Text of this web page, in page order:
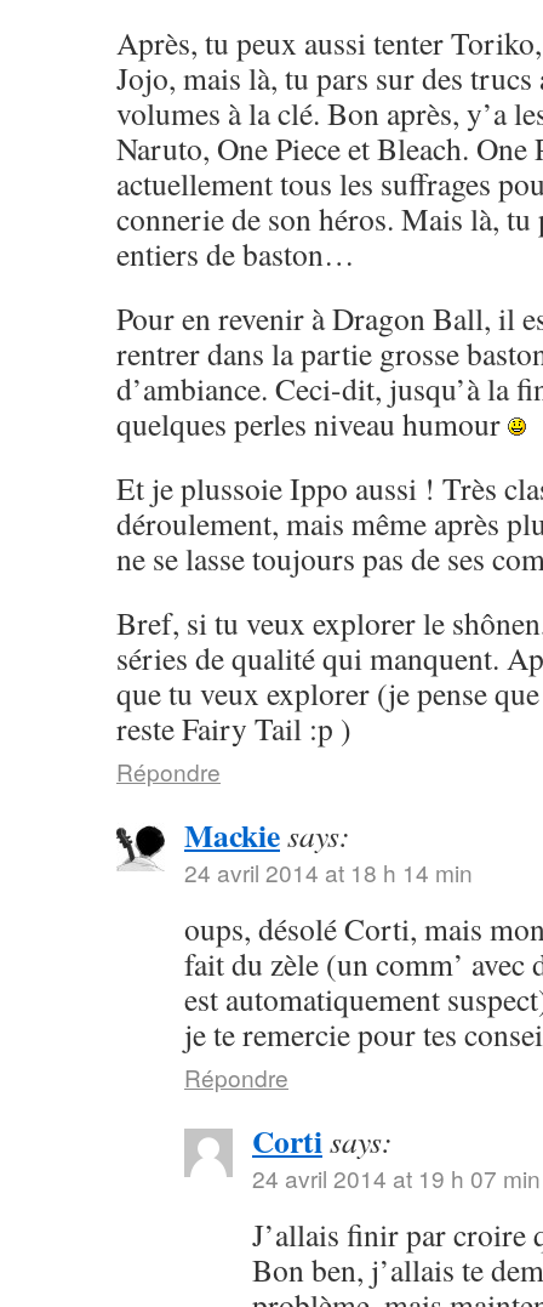
Après, tu peux aussi tenter
Jojo, mais là, tu pars sur des trucs
volumes à la clé. Bon après, y’a
Naruto, One Piece et Bleach. One
actuellement tous les suffrages
connerie de son héros. Mais là,
entiers de baston…
Pour en revenir à Dragon Ball, il
rentrer dans la partie grosse
d’ambiance. Ceci-dit, jusqu’à la
quelques perles niveau humour
Et je plussoie Ippo aussi ! Très
déroulement, mais même après
ne se lasse toujours pas de ses
Bref, si tu veux explorer le
séries de qualité qui manquent.
que tu veux explorer (je pense
reste Fairy Tail :p )
Répondre
Mackiesays:
24 avril 2014 at 18 h 14 min
oups, désolé Corti, mais
fait du zèle (un comm’ avec
est automatiquement
je te remercie pour tes
Répondre
Cortisays:
24 avril 2014 at 19 h 07 min
J’allais finir par croire
Bon ben, j’allais te